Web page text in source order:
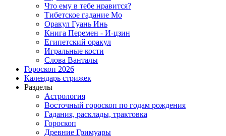
Что ему в тебе нравится?
Тибетское гадание Мо
Оракул Гуань Инь
Книга Перемен - И-цзин
Египетский оракул
Игральные кости
Слова Ванталы
Гороскоп 2026
Календарь стрижек
Разделы
Астрология
Восточный гороскоп по годам рождения
Гадания, расклады, трактовка
Гороскоп
Древние Гримуары